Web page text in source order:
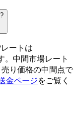
ートは
中間市場レート
り価格の中間点で
金ページをご覧く